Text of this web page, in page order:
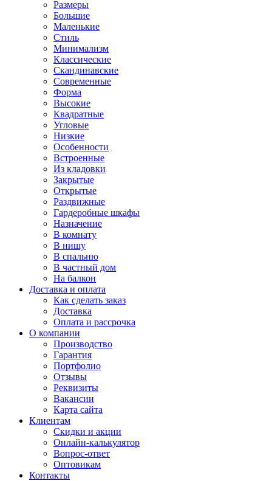
Размеры
Большие
Маленькие
Стиль
Минимализм
Классические
Скандинавские
Современные
Форма
Высокие
Квадратные
Угловые
Низкие
Особенности
Встроенные
Из кладовки
Закрытые
Открытые
Раздвижные
Гардеробные шкафы
Назначение
В комнату
В нишу
В спальню
В частный дом
На балкон
Доставка и оплата
Как сделать заказ
Доставка
Оплата и рассрочка
О компании
Производство
Гарантия
Портфолио
Отзывы
Реквизиты
Вакансии
Карта сайта
Клиентам
Скидки и акции
Онлайн-калькулятор
Вопрос-ответ
Оптовикам
Контакты